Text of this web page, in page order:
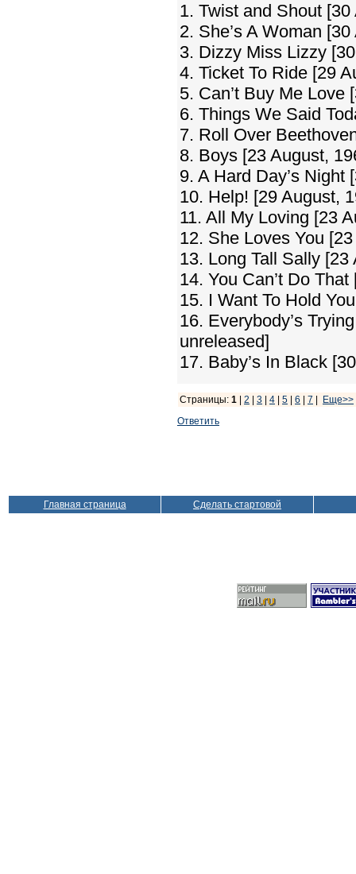
1. Twist and Shout
2. She’s A Woman
3. Dizzy Miss Lizzy
4. Ticket To Ride [29
5. Can’t Buy Me Love
6. Things We Said
7. Roll Over
8. Boys [23 August,
9. A Hard Day’s Night
10. Help! [29 August,
11. All My Loving [23
12. She Loves You
13. Long Tall Sally [23
14. You Can’t Do
15. I Want To Hold
16. Everybody’s
unreleased]
17. Baby’s In Black
Страницы: 1 2 3 4 5 6 7
Еще>>
Ответить
Главная страница Сделать стартовой